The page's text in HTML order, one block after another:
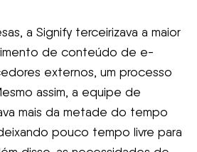
a Signify terceirizava a maior
de conteúdo de e-
externos, um processo
assim, a equipe de
mais da metade do tempo
pouco tempo livre para